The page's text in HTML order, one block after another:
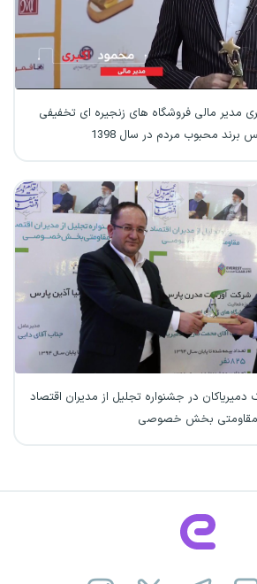
مدیر مالی فروشگاه های زنجیره ای تخفیفی
برند محبوب مردم در سال 1398
در جشنواره تجلیل از مدیران اقتصاد
مقاومتی بخش خصوصی